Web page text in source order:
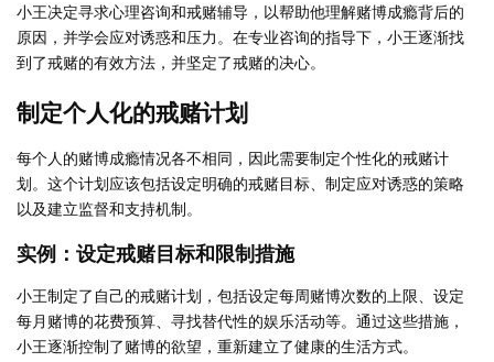
小王决定寻求心理咨询和戒赌辅导，以帮助他理解赌博成瘾背后的
原因，并学会应对诱惑和压力。在专业咨询的指导下，小王逐渐找
到了戒赌的有效方法，并坚定了戒赌的决心。
制定个人化的戒赌计划
每个人的赌博成瘾情况各不相同，因此需要制定个性化的戒赌计
划。这个计划应该包括设定明确的戒赌目标、制定应对诱惑的策略
以及建立监督和支持机制。
实例：设定戒赌目标和限制措施
小王制定了自己的戒赌计划，包括设定每周赌博次数的上限、设定
每月赌博的花费预算、寻找替代性的娱乐活动等。通过这些措施，
小王逐渐控制了赌博的欲望，重新建立了健康的生活方式。